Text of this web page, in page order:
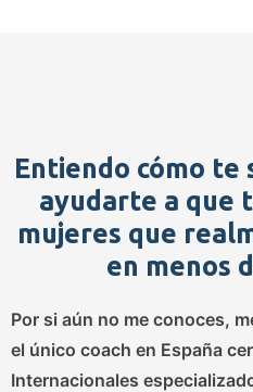
Entiendo cómo te
ayudarte a que
mujeres que
en menos
Por si aún no me conoces,
el único coach en España
Internacionales